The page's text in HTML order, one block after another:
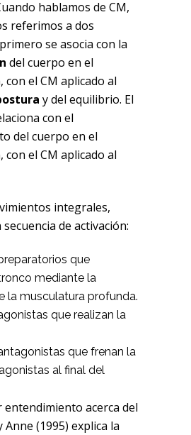
hablamos de CM,
referimos a dos
se asocia con la
del cuerpo en el
con el CM aplicado al
y del equilibrio. El
con el
del cuerpo en el
con el CM aplicado al
integrales,
de activación:
que
mediante la
la musculatura profunda.
que realizan la
que frenan la
al final del
entendimiento acerca del
Anne (1995) explica la